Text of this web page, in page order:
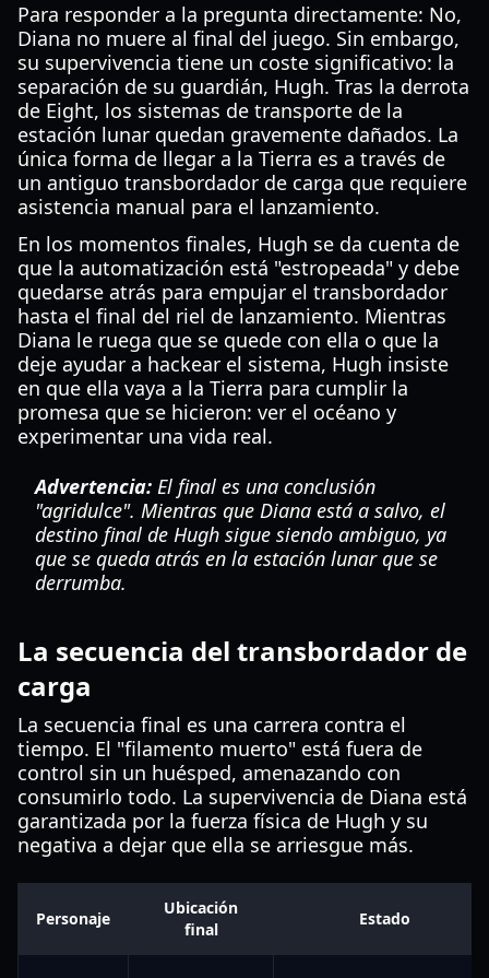
Para responder a la pregunta directamente: No,
Diana no muere al final del juego. Sin embargo,
su supervivencia tiene un coste significativo: la
separación de su guardián, Hugh. Tras la derrota
de Eight, los sistemas de transporte de la
estación lunar quedan gravemente dañados. La
única forma de llegar a la Tierra es a través de
un antiguo transbordador de carga que requiere
asistencia manual para el lanzamiento.
En los momentos finales, Hugh se da cuenta de
que la automatización está "estropeada" y debe
quedarse atrás para empujar el transbordador
hasta el final del riel de lanzamiento. Mientras
Diana le ruega que se quede con ella o que la
deje ayudar a hackear el sistema, Hugh insiste
en que ella vaya a la Tierra para cumplir la
promesa que se hicieron: ver el océano y
experimentar una vida real.
Advertencia: El final es una conclusión
"agridulce". Mientras que Diana está a salvo, el
destino final de Hugh sigue siendo ambiguo, ya
que se queda atrás en la estación lunar que se
derrumba.
La secuencia del transbordador de
carga
La secuencia final es una carrera contra el
tiempo. El "filamento muerto" está fuera de
control sin un huésped, amenazando con
consumirlo todo. La supervivencia de Diana está
garantizada por la fuerza física de Hugh y su
negativa a dejar que ella se arriesgue más.
Personaje
Ubicación
final
Estado